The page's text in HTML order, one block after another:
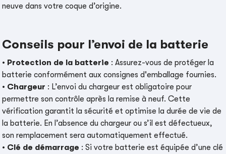
neuve dans votre coque d’origine.
Conseils pour l’envoi de la batterie
• Protection de la batterie : Assurez-vous de protéger la
batterie conformément aux consignes d'emballage fournies.
• Chargeur : L’envoi du chargeur est obligatoire pour
permettre son contrôle après la remise à neuf. Cette
vérification garantit la sécurité et optimise la durée de vie de
la batterie. En l’absence du chargeur ou s’il est défectueux,
son remplacement sera automatiquement effectué.
• Clé de démarrage : Si votre batterie est équipée d’une clé